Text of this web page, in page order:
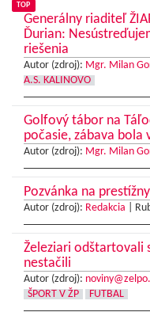
TOP
Generálny riaditeľ
Ďurian:
riešenia
Autor (zdroj): Mgr. Milan
A.S. KALINOVO
Golfový tábor na
počasie, zábava bola
Autor (zdroj): Mgr. Milan
Pozvánka na
Autor (zdroj): Redakcia
Železiari odštartovali
nestačili
Autor (zdroj):
ŠPORT V ŽP
FUTBAL